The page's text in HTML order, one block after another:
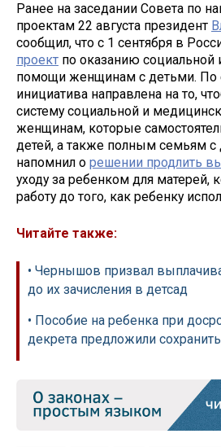
Ранее на заседании Совета по
проектам 22 августа президент
сообщил, что с 1 сентября в
проект по оказанию
помощи женщинам с детьми. По
инициатива направлена на то,
систему социальной и
женщинам, которые
детей, а также полным семьям с
напомнил о решении продлить
уходу за ребенком для матерей,
работу до того, как ребенку
Читайте также:
• Чернышов призвал
до их зачисления в детсад
• Пособие на ребенка при
декрета предложили сохранить